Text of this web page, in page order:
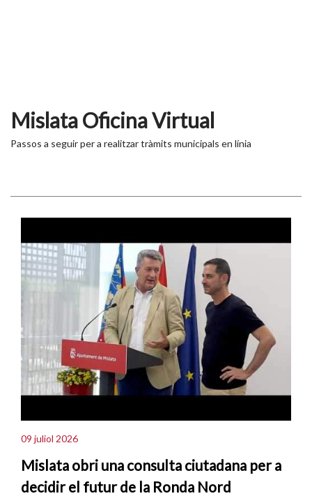
Mislata Oficina Virtual
Passos a seguir per a realitzar tràmits municipals en línia
09 juliol 2026
Mislata obri una consulta ciutadana per a
decidir el futur de la Ronda Nord